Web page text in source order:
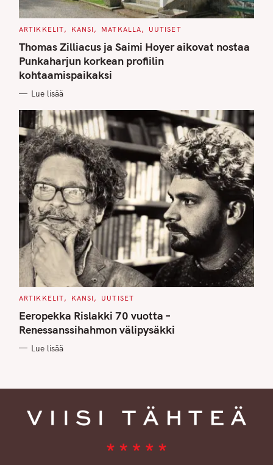
C
T
E
G
O
R
I
S
ARTIKKELIT KANSI MATKALLA UUTISET
Thomas Zilliacus ja Saimi Hoyer aikovat nostaa
Punkaharjun korkean profiilin
kohtaamispaikaksi
Lue lisää
C
T
E
G
O
I
ARTIKKELIT KANSI UUTISET
Eeropekka Rislakki 70 vuotta –
Renessanssihahmon välipysäkki
Lue lisää